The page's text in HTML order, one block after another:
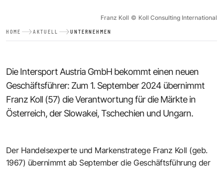
Franz Koll © Koll Consulting International
HOME AKTUELL UNTERNEHMEN
Die Intersport Austria GmbH bekommt einen neuen
Geschäftsführer: Zum 1. September 2024 übernimmt
Franz Koll (57) die Verantwortung für die Märkte in
Österreich, der Slowakei, Tschechien und Ungarn.
Der Handelsexperte und Markenstratege Franz Koll (geb.
1967) übernimmt ab September die Geschäftsführung der